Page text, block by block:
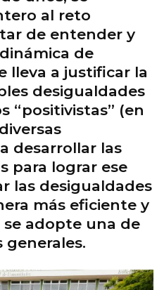
al reto
de entender y
de
lleva a justificar la
desigualdades
“positivistas” (en
desarrollar las
para lograr ese
las desigualdades
más eficiente y
se adopte una de
generales.